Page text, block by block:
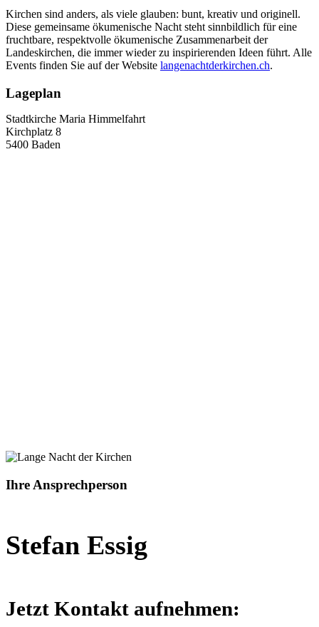
Kirchen sind anders, als viele glauben: bunt, kreativ und originell.
Diese gemeinsame ökumenische Nacht steht sinnbildlich für eine
fruchtbare, respektvolle ökumenische Zusammenarbeit der
Landeskirchen, die immer wieder zu inspirierenden Ideen führt. Alle
Events finden Sie auf der Website langenachtderkirchen.ch.
Lageplan
Stadtkirche Maria Himmelfahrt
Kirchplatz 8
5400 Baden
Ihre Ansprechperson
Stefan Essig
Jetzt Kontakt aufnehmen: